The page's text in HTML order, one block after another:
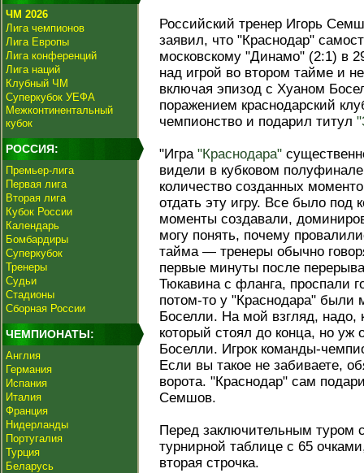
ЧМ 2026
Лига чемпионов
Лига Европы
Лига конференций
Лига наций
Клубный ЧМ
Суперкубок УЕФА
Межконтинентальный
кубок
РОССИЯ:
Премьер-лига
Первая лига
Вторая лига
Кубок России
Календарь
Бомбардиры
Суперкубок
Тренеры
Судьи
Стадионы
Сборная России
ЧЕМПИОНАТЫ:
Англия
Германия
Испания
Италия
Франция
Нидерланды
Португалия
Турция
Беларусь
Российский тренер Игорь
заявил, что "Краснодар"
московскому "Динамо" (2:1) в
над игрой во втором тайме и
включая эпизод с Хуаном
поражением краснодарский
чемпионство и подарил титул
"Игра "Краснодара"
видели в кубковом
количество созданных
отдать эту игру. Все было под
моменты создавали,
могу понять, почему
тайма — тренеры обычно
первые минуты после
Тюкавина с фланга, проспали
потом-то у "Краснодара"
Боселли. На мой взгляд, надо,
который стоял до конца, но уж
Боселли. Игрок команды-
Если вы такое не забиваете,
ворота. "Краснодар" сам
Семшов.
Перед заключительным туром
турнирной таблице с 65
вторая строчка.